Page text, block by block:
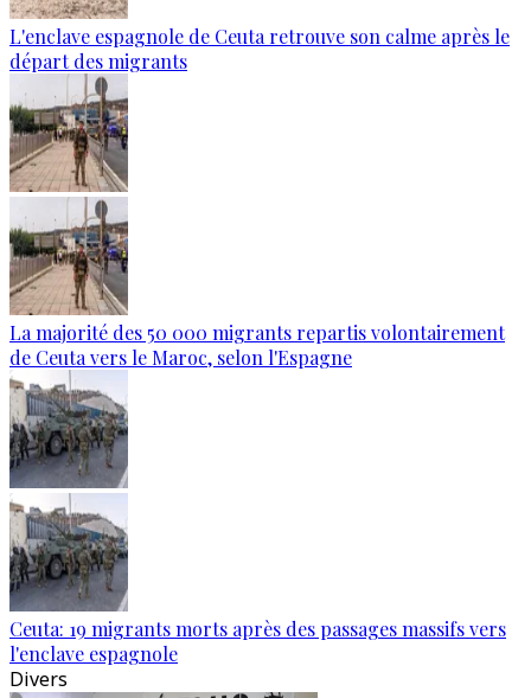
L'enclave espagnole de Ceuta retrouve son calme après le
départ des migrants
La majorité des 50 000 migrants repartis volontairement
de Ceuta vers le Maroc, selon l'Espagne
Ceuta: 19 migrants morts après des passages massifs vers
l'enclave espagnole
Divers